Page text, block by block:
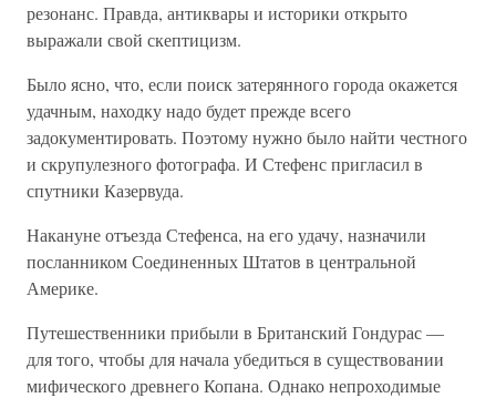
резонанс. Правда, антиквары и историки открыто
выражали свой скептицизм.
Было ясно, что, если поиск затерянного города окажется
удачным, находку надо будет прежде всего
задокументировать. Поэтому нужно было найти честного
и скрупулезного фотографа. И Стефенс пригласил в
спутники Казервуда.
Накануне отъезда Стефенса, на его удачу, назначили
посланником Соединенных Штатов в центральной
Америке.
Путешественники прибыли в Британский Гондурас —
для того, чтобы для начала убедиться в существовании
мифического древнего Копана. Однако непроходимые